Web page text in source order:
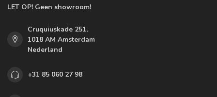
LET OP! Geen showroom!
Cruquiuskade 251,
1018 AM Amsterdam
Nederland
+31 85 060 27 98